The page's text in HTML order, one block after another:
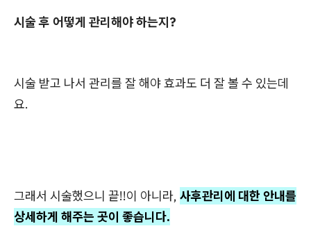
시술 후 어떻게 관리해야 하는지?
시술 받고 나서 관리를 잘 해야 효과도 더 잘 볼 수 있는데
요.
그래서 시술했으니 끝!!이 아니라, 사후관리에 대한 안내를
상세하게 해주는 곳이 좋습니다.